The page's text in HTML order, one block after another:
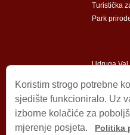
Turistička
Park
Udruga Val
Impressum
Koristim strogo potrebne
sjedište funkcioniralo. Uz
izborne kolačiće za
mjerenje posjeta.
Politika